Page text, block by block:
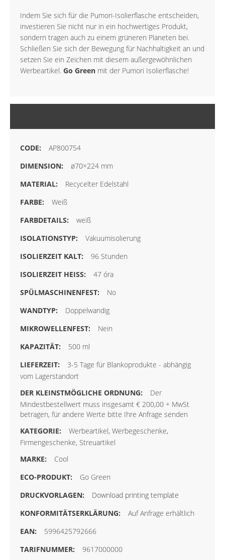
Indem Sie sich für die Pumori-Isolierflasche entscheiden,
investieren Sie nicht nur in ein hochwertiges Produkt,
sondern tragen auch zu einem grüneren Planeten bei.
Schließen Sie sich der Bewegung für Nachhaltigkeit an und
setzen Sie ein Zeichen mit diesem außergewöhnlichen
Werbeartikel. Go Green mit der Pumori Isolierflasche!
AP800754
ø70×224 mm
Recycelter Edelstahl
Weiß
weiß
Vakuumisolierung
96 Stunden
47 óra
No
Doppelwandig
Nein
500 ml
3-5 Tage für Blankoprodukte - abhängig
vom Lagerstandort
Der
Mindestbestellwert muss insgesamt € 200,00 + MwSt
betragen, für andere Werte bitte Ihre Anfrage senden
Werbeartikel, Werbegeschenke,
Firmengeschenke, Streuartikel
Cool
Go Green
Download printing template
Auf Anfrage erhältlich
5996425792666
9617000000